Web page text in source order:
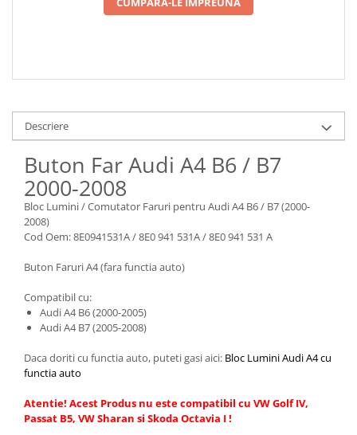
Descriere
Buton Far Audi A4 B6 / B7
2000-2008
Bloc Lumini / Comutator Faruri pentru Audi A4 B6 / B7 (2000-
2008)
Cod Oem: 8E0941531A / 8E0 941 531A / 8E0 941 531 A
Buton Faruri A4 (fara functia auto)
Compatibil cu:
Audi A4 B6 (2000-2005)
Audi A4 B7 (2005-2008)
Daca doriti cu functia auto, puteti gasi aici: Bloc Lumini Audi A4 cu
functia auto
Atentie! Acest Produs nu este compatibil cu VW Golf IV,
Passat B5, VW Sharan si Skoda Octavia I !